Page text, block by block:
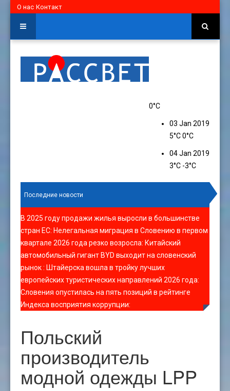
О нас Контакт
0°C
03 Jan 2019
5°C0°C
04 Jan 2019
3°C -3°C
Последние новости
В 2025 году продажи жилья выросли в большинстве
стран ЕС: Нелегальная миграция в Словению в первом
квартале 2026 года резко возросла: Китайский
автомобильный гигант BYD выходит на словенский
рынок: Штайерска вошла в тройку лучших
европейских туристических направлений 2026 года:
Словения опустилась на пять позиций в рейтинге
Индекса восприятия коррупции:
Польский
производитель
модной одежды LPP